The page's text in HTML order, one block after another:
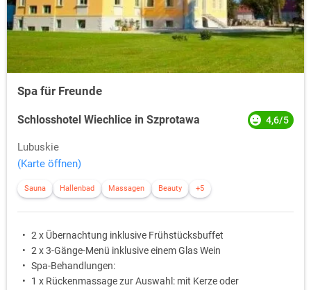
Spa für Freunde
Schlosshotel Wiechlice in Szprotawa 4,6/5
Lubuskie
(Karte öffnen)
Sauna Hallenbad Massagen Beauty +5
2 x Übernachtung inklusive Frühstücksbuffet
2 x 3-Gänge-Menü inklusive einem Glas Wein
Spa-Behandlungen:
1 x Rückenmassage zur Auswahl: mit Kerze oder